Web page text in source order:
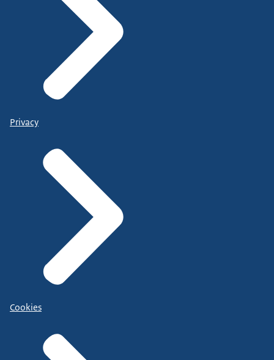
Privacy
Cookies